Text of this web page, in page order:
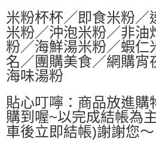
每筆NT$60，滿NT$599(含以上)免運費
宅配
每筆NT$80，滿NT$799(含以上)免運費
米粉杯杯／即食米粉／
米粉／沖泡米粉／非油
粉／海鮮湯米粉／蝦仁
名／團購美食／網購宵
海味湯粉
貼心叮嚀：商品放進購
購到喔~以完成結帳為
車後立即結帳)謝謝您～